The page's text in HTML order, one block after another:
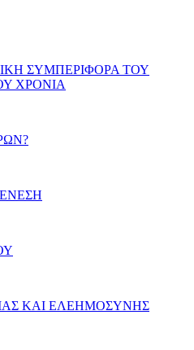
ΣΥΜΠΕΡΙΦΟΡΑ ΤΟΥ
ΧΡΟΝΙΑ
ΚΑΙ ΕΛΕΗΜΟΣΥΝΗΣ